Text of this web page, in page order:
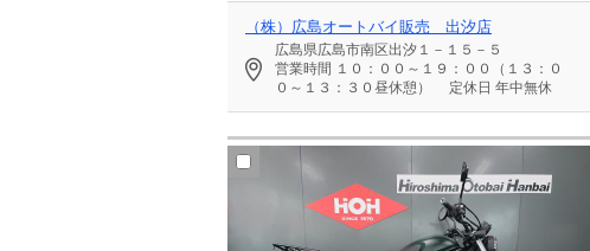
（株）広島オートバイ販売 出汐店
広島県広島市南区出汐１－１５－５
営業時間 １０：００～１９：００（１３：０
０～１３：３０昼休憩）
定休日 年中無休